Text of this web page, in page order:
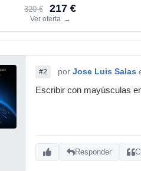
320 € 217 €
Ver oferta →
#2 por Jose Luis Salas
Escribir con mayúsculas
Responder